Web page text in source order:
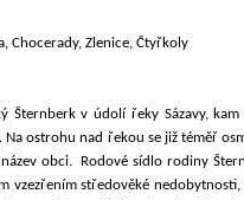
Chocerady, Zlenice, Čtyřkoly
Šternberk v údolí řeky Sázavy,
Na ostrohu nad řekou se již téměř
obci.
Rodové sídlo rodiny
vzezřením středověké nedobytnosti,